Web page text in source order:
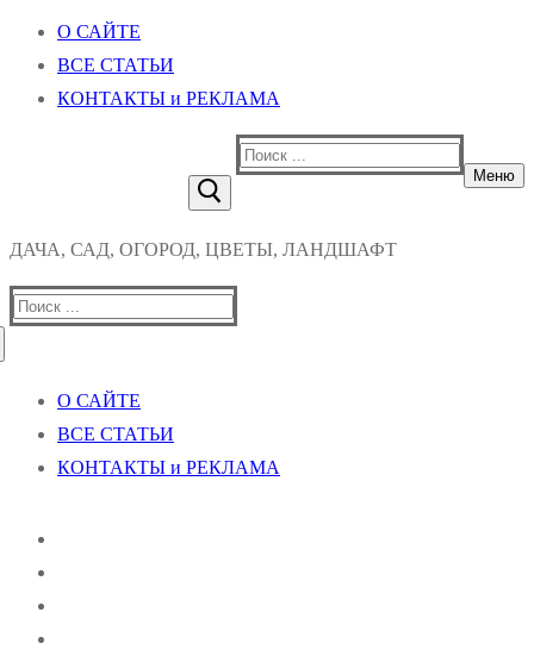
О САЙТЕ
ВСЕ СТАТЬИ
КОНТАКТЫ и РЕКЛАМА
Найти:
Меню
ДАЧА, САД, ОГОРОД, ЦВЕТЫ, ЛАНДШАФТ
Найти:
О САЙТЕ
ВСЕ СТАТЬИ
КОНТАКТЫ и РЕКЛАМА